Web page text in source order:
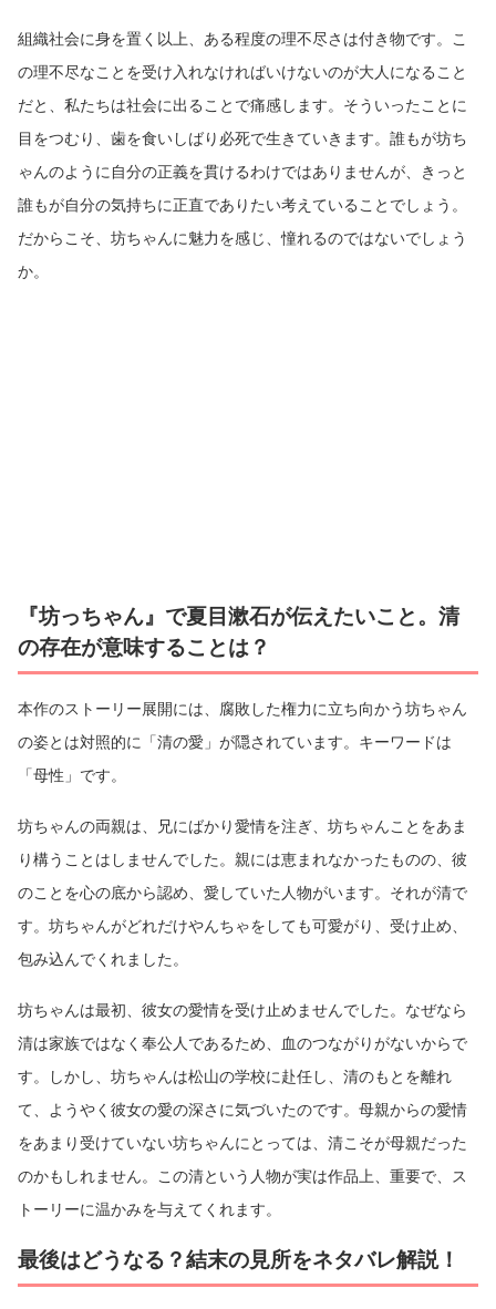
組織社会に身を置く以上、ある程度の理不尽さは付き物です。こ
の理不尽なことを受け入れなければいけないのが大人になること
だと、私たちは社会に出ることで痛感します。そういったことに
目をつむり、歯を食いしばり必死で生きていきます。誰もが坊ち
ゃんのように自分の正義を貫けるわけではありませんが、きっと
誰もが自分の気持ちに正直でありたい考えていることでしょう。
だからこそ、坊ちゃんに魅力を感じ、憧れるのではないでしょう
か。
『坊っちゃん』で夏目漱石が伝えたいこと。清
の存在が意味することは？
本作のストーリー展開には、腐敗した権力に立ち向かう坊ちゃん
の姿とは対照的に「清の愛」が隠されています。キーワードは
「母性」です。
坊ちゃんの両親は、兄にばかり愛情を注ぎ、坊ちゃんことをあま
り構うことはしませんでした。親には恵まれなかったものの、彼
のことを心の底から認め、愛していた人物がいます。それが清で
す。坊ちゃんがどれだけやんちゃをしても可愛がり、受け止め、
包み込んでくれました。
坊ちゃんは最初、彼女の愛情を受け止めませんでした。なぜなら
清は家族ではなく奉公人であるため、血のつながりがないからで
す。しかし、坊ちゃんは松山の学校に赴任し、清のもとを離れ
て、ようやく彼女の愛の深さに気づいたのです。母親からの愛情
をあまり受けていない坊ちゃんにとっては、清こそが母親だった
のかもしれません。この清という人物が実は作品上、重要で、ス
トーリーに温かみを与えてくれます。
最後はどうなる？結末の見所をネタバレ解説！